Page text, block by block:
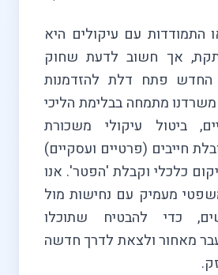
התמודדות עם עיקולים היא
אך חשוב לדעת שחוק
החדש פתח דלת להזדמנות
מתמחה בבלימת הליכי
ביטול עיקולי משכורת
חייבים (פרטיים ועסקיים)
כלכלי וקבלת 'הפטר'. אנו
מעמיק עם נחישות מול
כדי להבטיח שתוכלו
מאחור ולצאת לדרך חדשה